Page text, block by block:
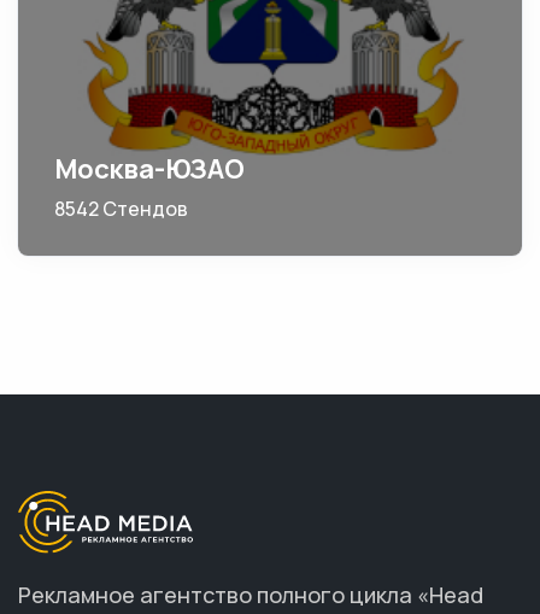
Москва-ЮЗАО
8542 Стендов
Рекламное агентство полного цикла «Head